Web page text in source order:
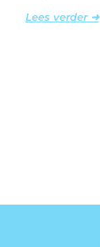
Lees verder ➜